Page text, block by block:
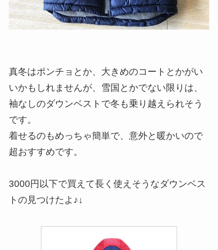
真冬はポンチョとか、大きめのコートとかがい
いかもしれませんが、雪国とかでない限りは、
袖なしのダウンベストで冬も乗り越えられそう
です。
着せるのもめっちゃ簡単で、意外と暖かいので
超おすすめです。
3000円以下で買えて長く使えそうなダウンベス
トの見つけたよ♪↓